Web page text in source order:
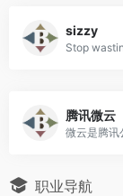
sizzy
腾讯微云
职业导航